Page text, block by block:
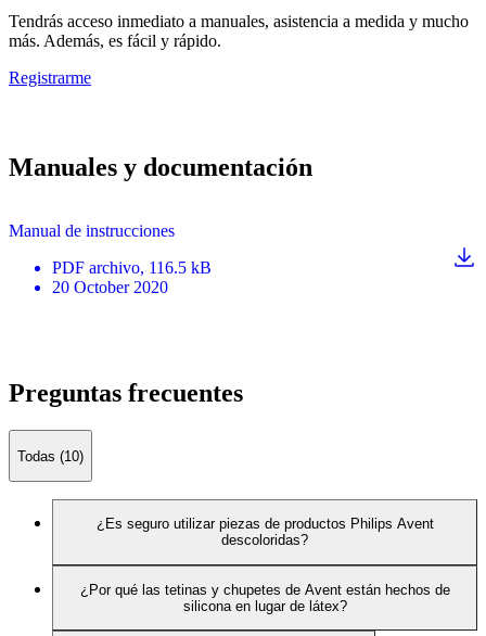
Tendrás acceso inmediato a manuales, asistencia a medida y mucho
más. Además, es fácil y rápido.
Registrarme
Manuales y documentación
Manual de instrucciones
PDF archivo, 116.5 kB
20 October 2020
Preguntas frecuentes
Todas (10)
¿Es seguro utilizar piezas de productos Philips Avent
descoloridas?
¿Por qué las tetinas y chupetes de Avent están hechos de
silicona en lugar de látex?